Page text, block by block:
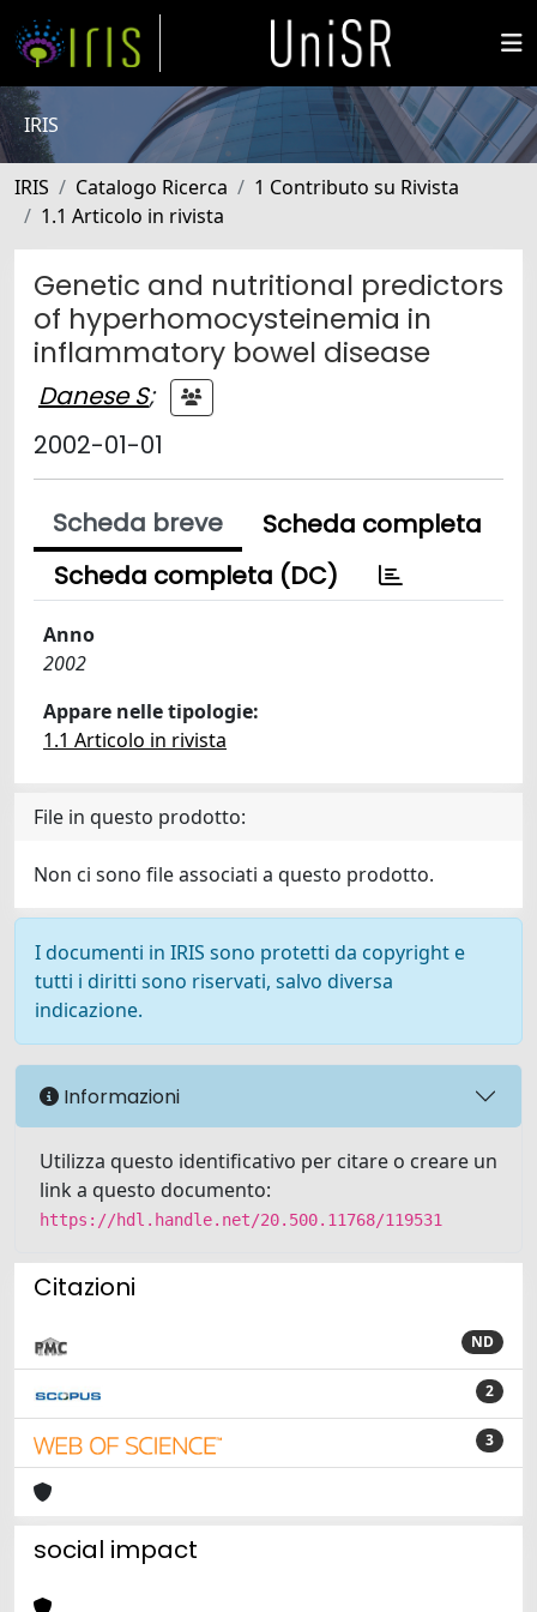
IRIS
IRIS Catalogo Ricerca
1 Contributo su Rivista
1.1 Articolo in rivista
Genetic and nutritional predictors
of hyperhomocysteinemia in
inflammatory bowel disease
Danese S;
2002-01-01
Scheda breve
Scheda completa
Scheda completa (DC)
Anno
2002
Appare nelle tipologie:
1.1 Articolo in rivista
File in questo prodotto:
Non ci sono file associati a questo prodotto.
I documenti in IRIS sono protetti da copyright e
tutti i diritti sono riservati, salvo diversa
indicazione.
Informazioni
Utilizza questo identificativo per citare o creare un
link a questo documento:
https://hdl.handle.net/20.500.11768/119531
Citazioni
ND
2
3
social impact